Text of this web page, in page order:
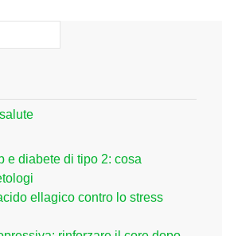
e diabete di tipo 2: cosa
ellagico contro lo stress